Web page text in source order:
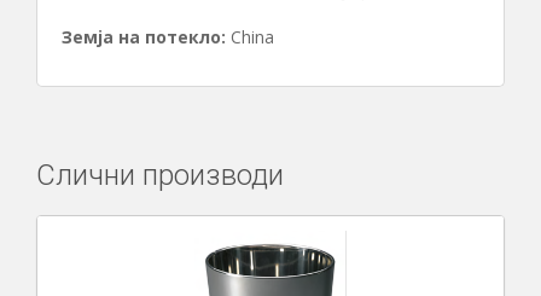
Земја на потекло: China
Слични производи